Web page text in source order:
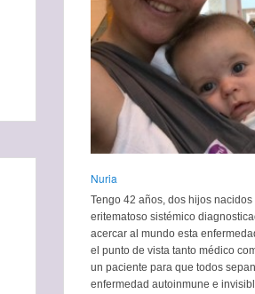
Nuria
Tengo 42 años, dos hijos
eritematoso sistémico
acercar al mundo esta
el punto de vista tanto médico
un paciente para que todos
enfermedad autoinmune e